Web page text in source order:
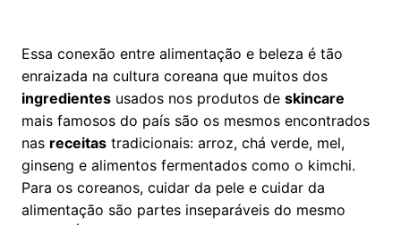
Essa conexão entre alimentação e beleza é tão
enraizada na cultura coreana que muitos dos
ingredientes usados nos produtos de skincare
mais famosos do país são os mesmos encontrados
nas receitas tradicionais: arroz, chá verde, mel,
ginseng e alimentos fermentados como o kimchi.
Para os coreanos, cuidar da pele e cuidar da
alimentação são partes inseparáveis do mesmo